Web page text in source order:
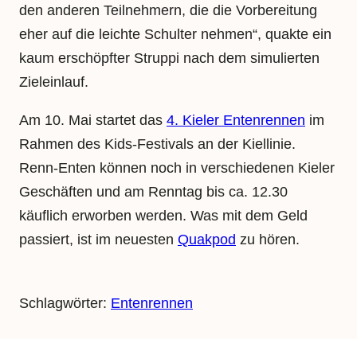
den anderen Teilnehmern, die die Vorbereitung
eher auf die leichte Schulter nehmen“, quakte ein
kaum erschöpfter Struppi nach dem simulierten
Zieleinlauf.
Am 10. Mai startet das 4. Kieler Entenrennen im
Rahmen des Kids-Festivals an der Kiellinie.
Renn-Enten können noch in verschiedenen Kieler
Geschäften und am Renntag bis ca. 12.30
käuflich erworben werden. Was mit dem Geld
passiert, ist im neuesten Quakpod zu hören.
Schlagwörter: Entenrennen